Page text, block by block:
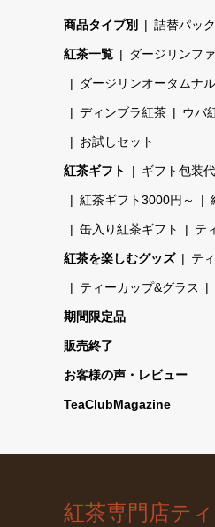
商品タイプ別 詰替パック
紅茶一覧 ダージリンフ
ダージリンオータムナル
ディンブラ紅茶 ウバ
お試しセット
紅茶ギフト ギフト包装代
紅茶ギフト3000円～
缶入り紅茶ギフト テ
紅茶を楽しむグッズ テ
ティーカップ&グラス
期間限定品
販売終了
お客様の声・レビュー
TeaClubMagazine
紅茶専門店テ